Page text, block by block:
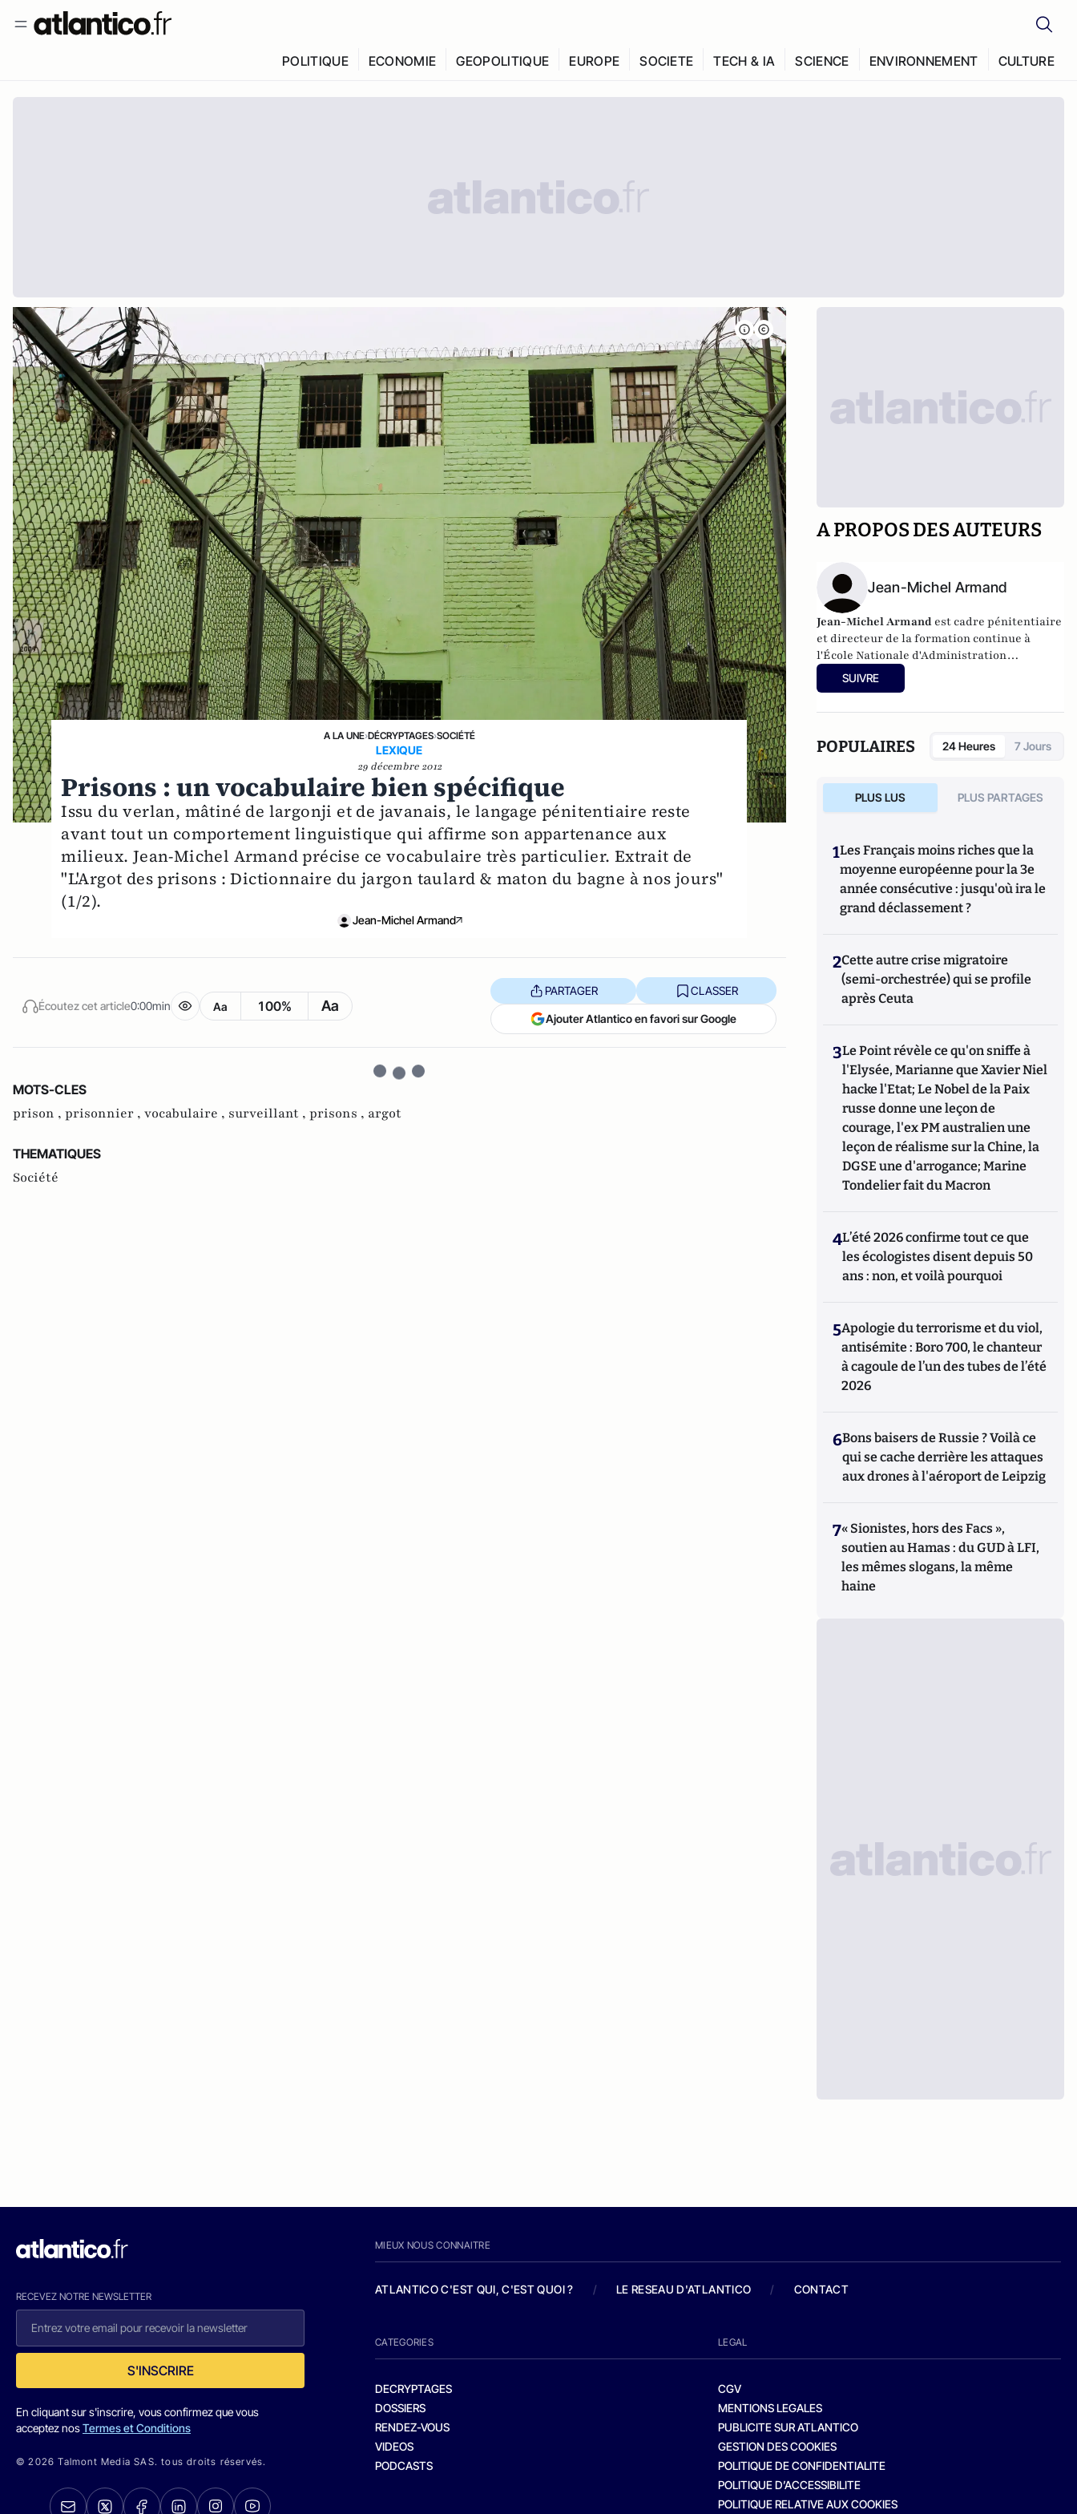
POLITIQUE ECONOMIE GEOPOLITIQUE EUROPE SOCIETE TECH & IA SCIENCE ENVIRONNEMENT CULTURE
A LA UNE›DÉCRYPTAGES›SOCIÉTÉ
LEXIQUE
29 décembre 2012
Prisons : un vocabulaire bien spécifique
Issu du verlan, mâtiné de largonji et de javanais, le langage pénitentiaire reste
avant tout un comportement linguistique qui affirme son appartenance aux
milieux. Jean-Michel Armand précise ce vocabulaire très particulier. Extrait de
"L'Argot des prisons : Dictionnaire du jargon taulard & maton du bagne à nos jours"
(1/2).
Jean-Michel Armand
Écoutez cet article0:00min Aa 100% Aa
PARTAGER CLASSER
Ajouter Atlantico en favori sur Google
MOTS-CLES
prison , prisonnier , vocabulaire , surveillant , prisons , argot
THEMATIQUES
Société
A PROPOS DES AUTEURS
Jean-Michel Armand
Jean-Michel Armand est cadre pénitentiaire
et directeur de la formation continue à
l'École Nationale d'Administration
Pénitentiaire
(ENAP). Il est l'auteur du livre
"L'Argot des prisons : Dictionnaire du jargon
SUIVRE
POPULAIRES 24 Heures 7 Jours
PLUS LUS PLUS PARTAGES
1Les Français moins riches que la
moyenne européenne pour la 3e
année consécutive : jusqu'où ira le
grand déclassement ?
2Cette autre crise migratoire
(semi-orchestrée) qui se profile
après Ceuta
3Le Point révèle ce qu'on sniffe à
l'Elysée, Marianne que Xavier Niel
hacke l'Etat; Le Nobel de la Paix
russe donne une leçon de
courage, l'ex PM australien une
leçon de réalisme sur la Chine, la
DGSE une d'arrogance; Marine
Tondelier fait du Macron
4L’été 2026 confirme tout ce que
les écologistes disent depuis 50
ans : non, et voilà pourquoi
5Apologie du terrorisme et du viol,
antisémite : Boro 700, le chanteur
à cagoule de l’un des tubes de l’été
2026
6Bons baisers de Russie ? Voilà ce
qui se cache derrière les attaques
aux drones à l'aéroport de Leipzig
7« Sionistes, hors des Facs »,
soutien au Hamas : du GUD à LFI,
les mêmes slogans, la même
haine
RECEVEZ NOTRE NEWSLETTER
S'INSCRIRE
En cliquant sur s'inscrire, vous confirmez que vous
acceptez nosTermes et Conditions
© 2026 Talmont Media SAS. tous droits réservés.
MIEUX NOUS CONNAITRE
ATLANTICO C'EST QUI, C'EST QUOI ? / LE RESEAU D'ATLANTICO / CONTACT
CATEGORIES
DECRYPTAGES
DOSSIERS
RENDEZ-VOUS
VIDEOS
PODCASTS
LEGAL
CGV
MENTIONS LEGALES
PUBLICITE SUR ATLANTICO
GESTION DES COOKIES
POLITIQUE DE CONFIDENTIALITE
POLITIQUE D’ACCESSIBILITE
POLITIQUE RELATIVE AUX COOKIES